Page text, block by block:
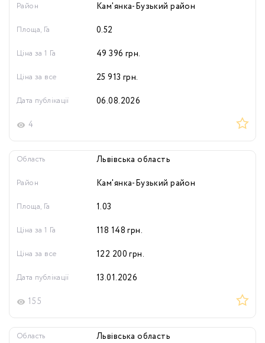
Район Кам'янка-Бузький район
Площа, Га 0.52
Ціна за 1 Га 49 396 грн.
Ціна за все 25 913 грн.
4
Дата публікації 06.08.2026
Область Львівська область
Район Кам'янка-Бузький район
Площа, Га 1.03
Ціна за 1 Га 118 148 грн.
Ціна за все 122 200 грн.
155
Дата публікації 13.01.2026
Область Львівська область